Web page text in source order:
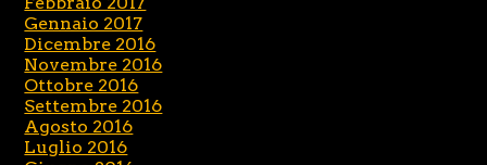
Gennaio 2017
Dicembre 2016
Novembre 2016
Ottobre 2016
Settembre 2016
Agosto 2016
Luglio 2016